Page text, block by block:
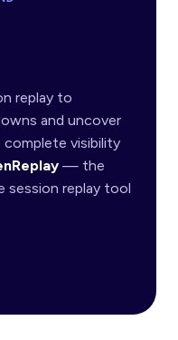
replay to
and uncover
visibility
— the
session replay tool